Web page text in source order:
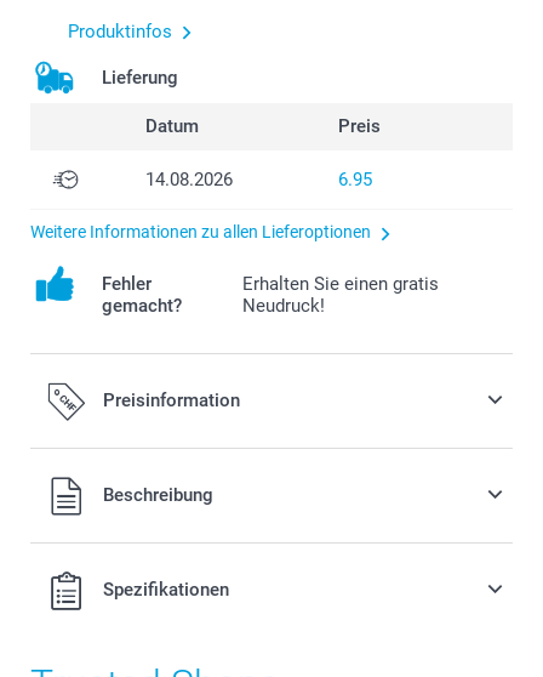
Produktinfos
Lieferung
Datum Preis
14.08.2026 6.95
Weitere Informationen zu allen Lieferoptionen
Fehler
gemacht?
Erhalten Sie einen gratis
Neudruck!
Preisinformation
Alle Preise verstehen sich in Schweizer Franken (CHF) inkl.
MwSt. und zzgl. Versandkosten.
Beschreibung
Spezifikationen